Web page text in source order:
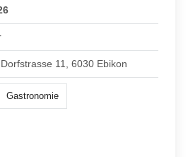
11, 6030 Ebikon
Gastronomie